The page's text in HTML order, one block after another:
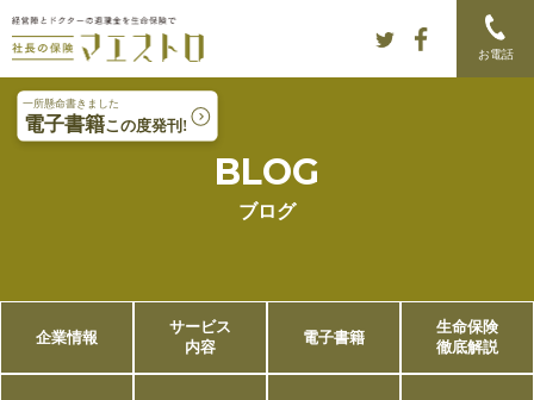
Main menu
Skip to content
お電話
BLOG
ブログ
企業情報
サービス
内容
電子書籍
生命保険
徹底解説